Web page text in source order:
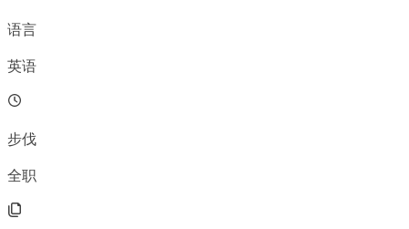
语言
英语
步伐
全职